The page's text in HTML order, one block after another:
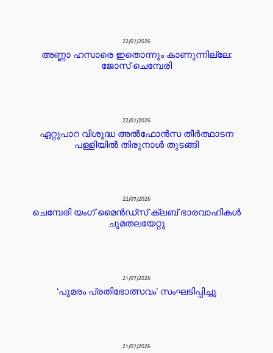
22/07/2026
അണ്ണാ ഹസാരെ ഇതൊന്നും കാണുന്നില്ലേ:
ജോസ് ചെമ്പേരി
22/07/2026
ഏറ്റുപാറ വിശുദ്ധ അൽഫോൻസ തീർത്ഥാടന
പള്ളിയിൽ തിരുനാൾ തുടങ്ങി
22/07/2026
ചെമ്പേരി യംഗ് മൈൻഡ്സ് ക്ലബ് ഭാരവാഹികൾ
ചുമതലയേറ്റു
21/07/2026
‘പൂമരം പ്രതിഭോത്സവം’ സംഘടിപ്പിച്ചു
21/07/2026